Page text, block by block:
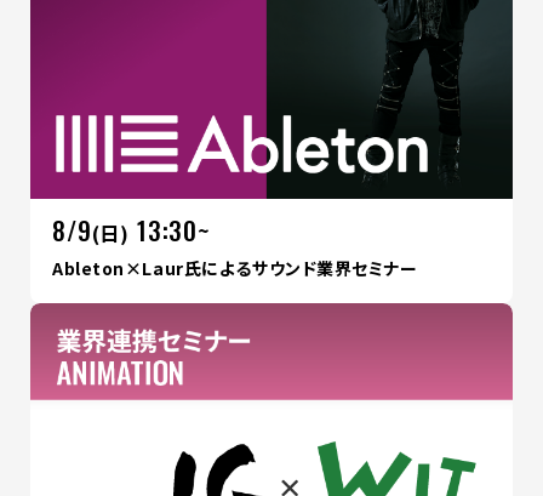
8/9(日) 13:30~
Ableton×Laur氏によるサウンド業界セミナー